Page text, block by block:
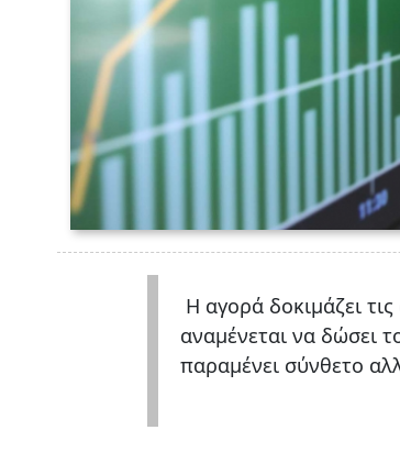
Η αγορά δοκιμάζει
αναμένεται να δώσει
παραμένει σύνθετο